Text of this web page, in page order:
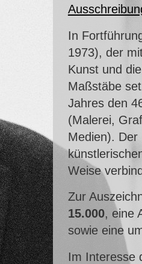
In
1973), der
Kunst und
Maßstäbe
Jahres den
(Malerei,
Medien).
Weise
Zur
15.000, eine
sowie eine
Im Interesse